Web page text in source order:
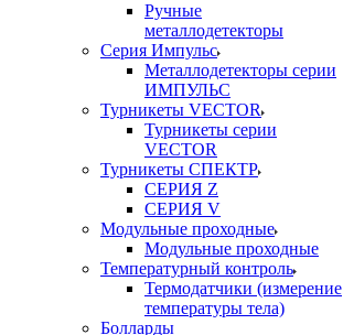
Ручные
металлодетекторы
Серия Импульс
Металлодетекторы серии
ИМПУЛЬС
Турникеты VECTOR
Турникеты серии
VECTOR
Турникеты СПЕКТР
СЕРИЯ Z
СЕРИЯ V
Модульные проходные
Модульные проходные
Температурный контроль
Термодатчики (измерение
температуры тела)
Болларды